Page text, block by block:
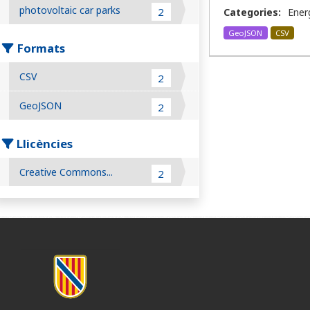
photovoltaic car parks 2
Formats
CSV 2
GeoJSON 2
Llicències
Creative Commons... 2
Categories:
GeoJSON CSV